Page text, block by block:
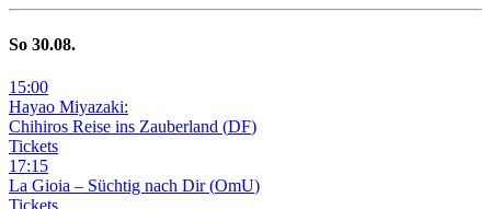
So 30.08.
15:00
Hayao Miyazaki:
Chihiros Reise ins Zauberland (DF)
Tickets
17:15
La Gioia – Süchtig nach Dir (OmU)
Tickets